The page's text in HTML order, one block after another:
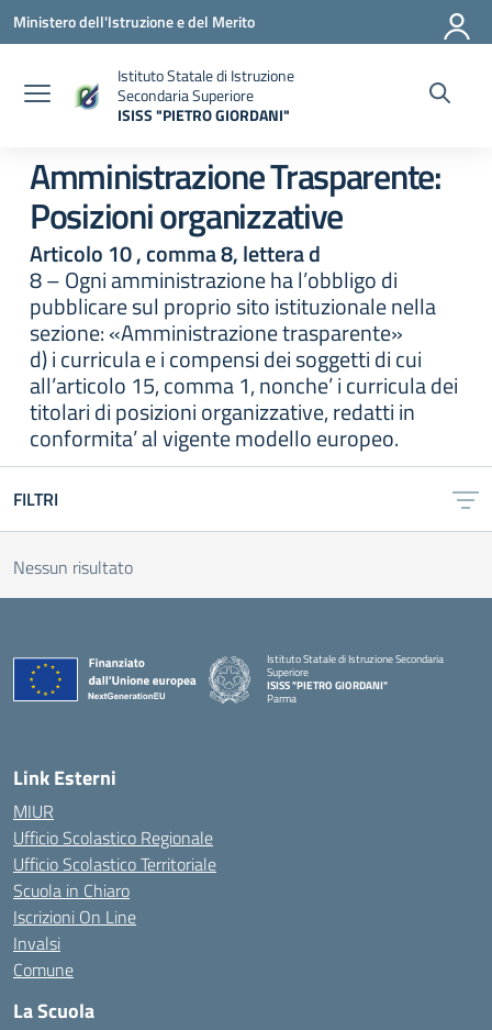
Vai ai contenuti
Vai al menu di navigazione
Vai al footer
Ministero dell'Istruzione e del Merito
Istituto Statale di Istruzione
Secondaria Superiore
ISISS "PIETRO GIORDANI"
Amministrazione Trasparente:
Posizioni organizzative
Articolo 10 , comma 8, lettera d
8 – Ogni amministrazione ha l’obbligo di
pubblicare sul proprio sito istituzionale nella
sezione: «Amministrazione trasparente»
d) i curricula e i compensi dei soggetti di cui
all’articolo 15, comma 1, nonche’ i curricula dei
titolari di posizioni organizzative, redatti in
conformita’ al vigente modello europeo.
FILTRI
Nessun risultato
Istituto Statale di Istruzione Secondaria
Superiore
ISISS "PIETRO GIORDANI"
Parma
Link Esterni
MIUR
Ufficio Scolastico Regionale
Ufficio Scolastico Territoriale
Scuola in Chiaro
Iscrizioni On Line
Invalsi
Comune
La Scuola